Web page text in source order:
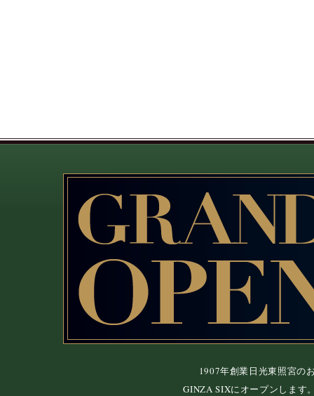
1907年創業日光東照宮の
GINZA SIXにオープンします